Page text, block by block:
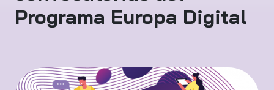
Programa Europa Digital